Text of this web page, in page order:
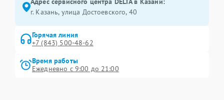
г. Казань, улица Достоевского, 40
Горячая линия
+7 (843) 500-48-62
Время работы
Ежедневно с 9:00 до 21:00